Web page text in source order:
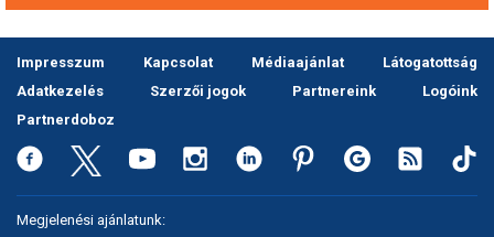
Impresszum Kapcsolat Médiaajánlat
Látogatottság
Adatkezelés
Szerzői jogok Partnereink
Logóink
Partnerdoboz
Megjelenési ajánlatunk: